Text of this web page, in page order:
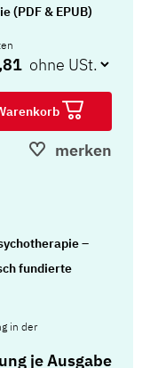
(PDF & EPUB)
merken
–
fundierte
in der
je Ausgabe